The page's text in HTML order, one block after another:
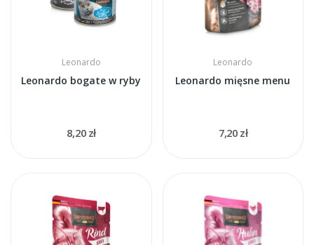
Leonardo
Leonardo bogate w ryby
8,20 zł
Leonardo
Leonardo mięsne menu
7,20 zł